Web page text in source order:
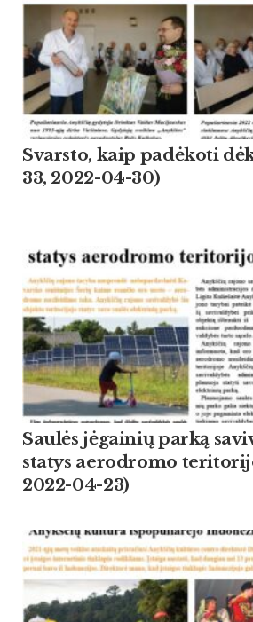
Svarsto, kaip padėkoti
33, 2022-04-30)
Saulės jėgainių parką
statys aerodromo
2022-04-23)